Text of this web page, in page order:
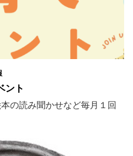
ント
の読み聞かせなど毎月１回